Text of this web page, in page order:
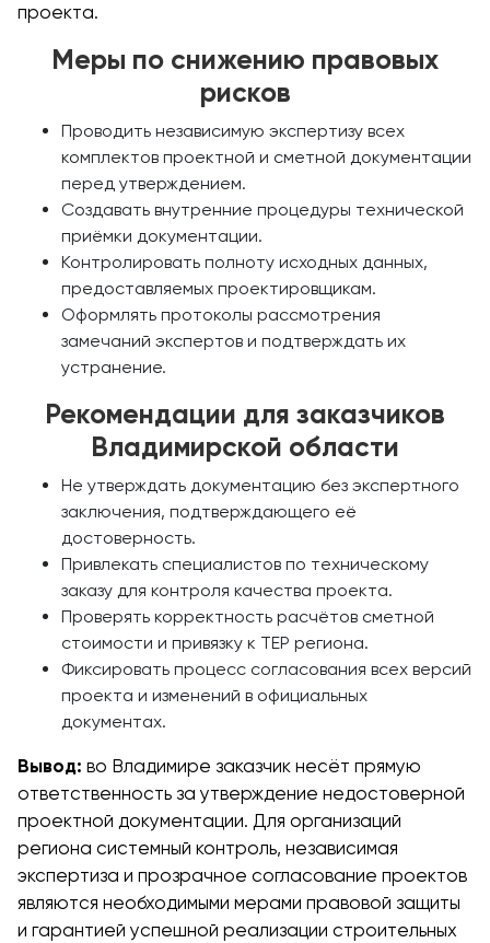
проекта.
Меры по снижению правовых
рисков
Проводить независимую экспертизу всех
комплектов проектной и сметной документации
перед утверждением.
Создавать внутренние процедуры технической
приёмки документации.
Контролировать полноту исходных данных,
предоставляемых проектировщикам.
Оформлять протоколы рассмотрения
замечаний экспертов и подтверждать их
устранение.
Рекомендации для заказчиков
Владимирской области
Не утверждать документацию без экспертного
заключения, подтверждающего её
достоверность.
Привлекать специалистов по техническому
заказу для контроля качества проекта.
Проверять корректность расчётов сметной
стоимости и привязку к ТЕР региона.
Фиксировать процесс согласования всех версий
проекта и изменений в официальных
документах.
Вывод: во Владимире заказчик несёт прямую
ответственность за утверждение недостоверной
проектной документации. Для организаций
региона системный контроль, независимая
экспертиза и прозрачное согласование проектов
являются необходимыми мерами правовой защиты
и гарантией успешной реализации строительных